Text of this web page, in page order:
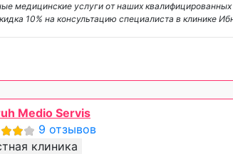
медицинские услуги от наших
10% на консультацию специалиста в клинике
Medio Servis
9 отзывов
клиника